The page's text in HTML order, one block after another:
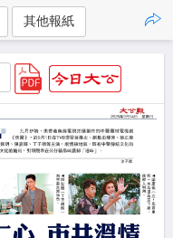
其他報紙